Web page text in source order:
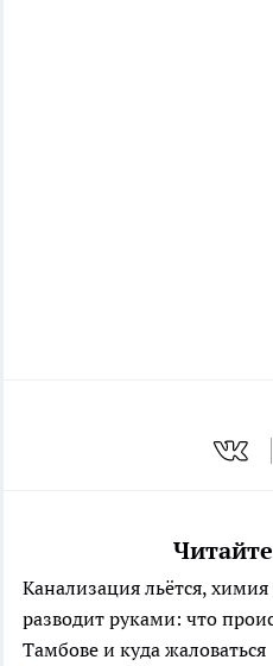
Канализация льётся,
разводит руками: что
Тамбове и куда жаловаться